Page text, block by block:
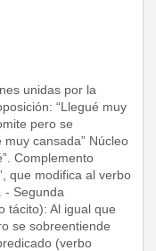
unidas por la
“Llegué muy
pero se
muy cansada” Núcleo
Complemento
que modifica al verbo
- Segunda
tácito): Al igual que
se sobreentiende
(verbo